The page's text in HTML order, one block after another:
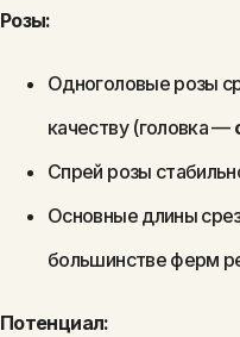
Розы:
Одноголовые розы
качеству (головка —
Спрей розы
Основные длины
большинстве ферм
Потенциал: